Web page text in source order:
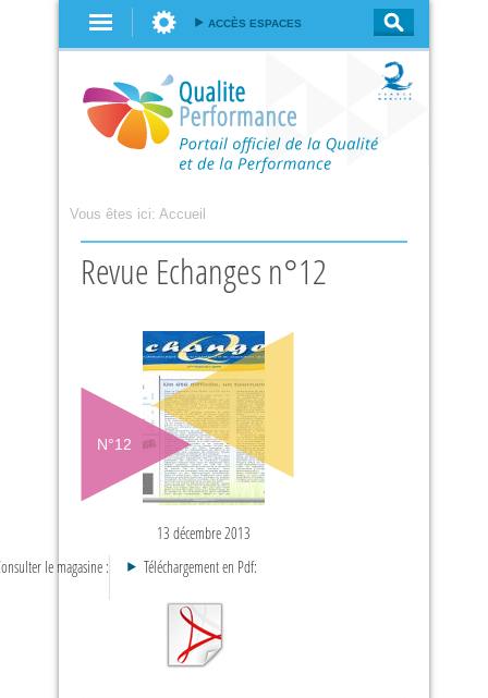
ACCÈS ESPACES
Vous êtes ici: Accueil
Revue Echanges n°12
N°12
13 décembre 2013
le magasine :
Téléchargement en Pdf: